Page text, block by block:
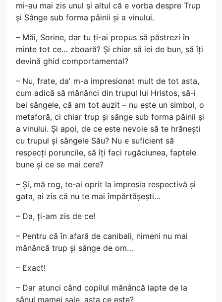
mi-au mai zis unul și altul că e vorba despre Trup
și Sânge sub forma pâinii și a vinului.
– Măi, Sorine, dar tu ți-ai propus să păstrezi în
minte tot ce… zboară? Și chiar să iei de bun, să îți
devină ghid comportamental?
– Nu, frate, daʼ m-a impresionat mult de tot asta,
cum adică să mănânci din trupul lui Hristos, să-i
bei sângele, că am tot auzit – nu este un simbol, o
metaforă, ci chiar trup și sânge sub forma pâinii și
a vinului. Și apoi, de ce este nevoie să te hrănești
cu trupul și sângele Său? Nu e suficient să
respecți poruncile, să îți faci rugăciunea, faptele
bune și ce se mai cere?
– Și, mă rog, te-ai oprit la impresia respectivă și
gata, ai zis că nu te mai împărtășești…
– Da, ți-am zis de ce!
– Pentru că în afară de canibali, nimeni nu mai
mănâncă trup și sânge de om…
– Exact!
– Dar atunci când copilul mănâncă lapte de la
sânul mamei sale, asta ce este?